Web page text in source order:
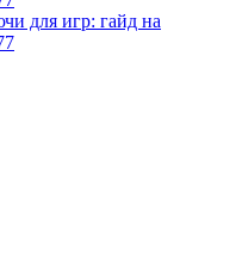
для игр: гайд на